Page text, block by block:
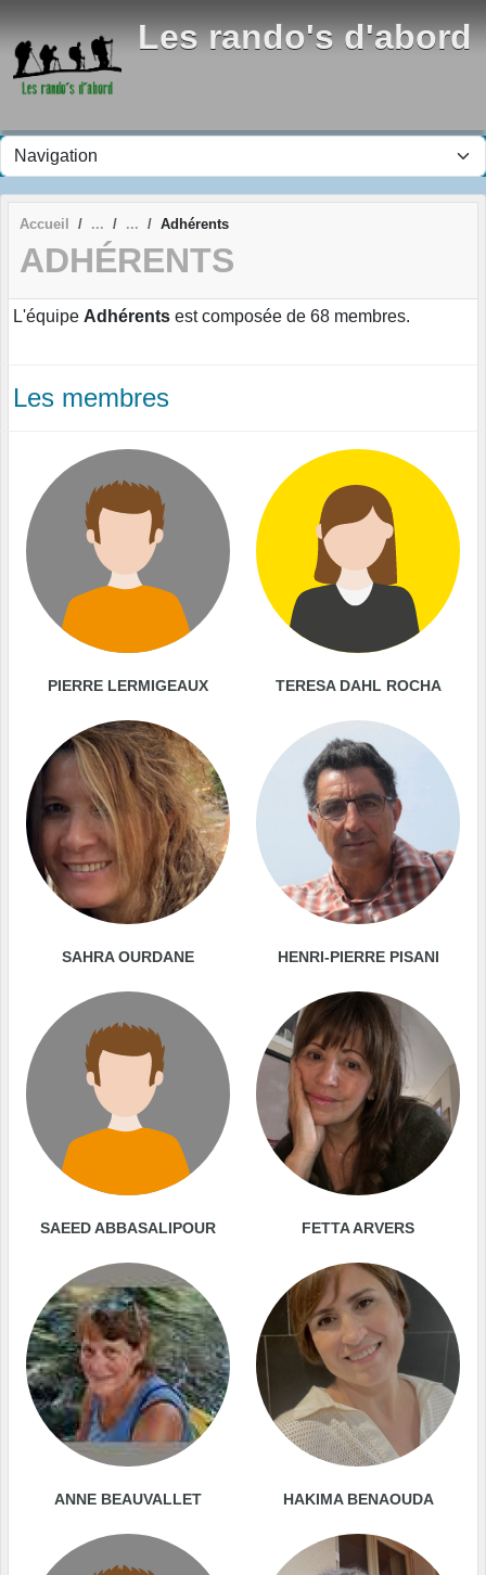
Les rando's d'abord
Accueil Adhérents
ADHÉRENTS
L'équipe Adhérents est composée de 68 membres.
Les membres
PIERRE LERMIGEAUX TERESA DAHL ROCHA
SAHRA OURDANE HENRI-PIERRE PISANI
SAEED ABBASALIPOUR FETTA ARVERS
ANNE BEAUVALLET HAKIMA BENAOUDA